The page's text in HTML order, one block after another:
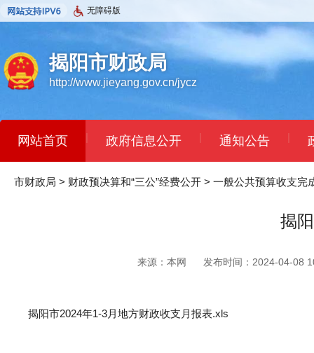
无障碍版
揭阳市财政局
http://www.jieyang.gov.cn/jycz
网站首页 | 政府信息公开 | 通知公告 |
市财政局 > 财政预决算和“三公”经费公开 > 一般公共预算收支完
揭
来源：本网 发布时间：2024-04-08
揭阳市2024年1-3月地方财政收支月报表.xls